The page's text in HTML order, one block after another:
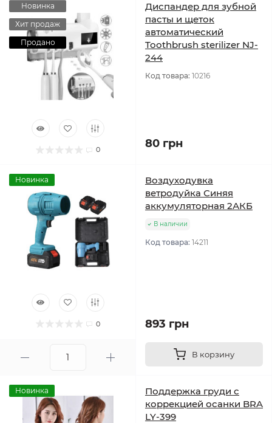
Новинка
Хит продаж
Продано
0
Диспандер для зубной
пасты и щеток
автоматический
Toothbrush sterilizer NJ-
244
Код товара: 10216
80 грн
Новинка
0
Воздуходувка
ветродуйка Синяя
аккумуляторная 2АКБ
В наличии
Код товара: 14211
893 грн
В корзину
Новинка
Поддержка груди с
коррекцией осанки BRA
LY-399